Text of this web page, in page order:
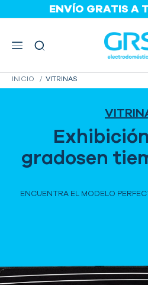
ENVÍO GRATIS A
HASTA 36
INICIO VITRINAS
gradosen
ENCUENTRA EL MODELO